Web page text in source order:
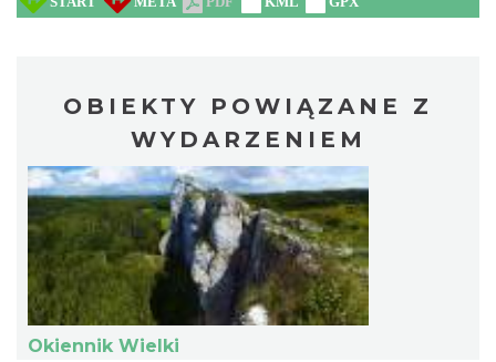
Wieczór z Duchami na Zamku
Ogrodzieniec
7.33 km
OBIEKTY POWIĄZANE Z
WYDARZENIEM
Okiennik Wielki